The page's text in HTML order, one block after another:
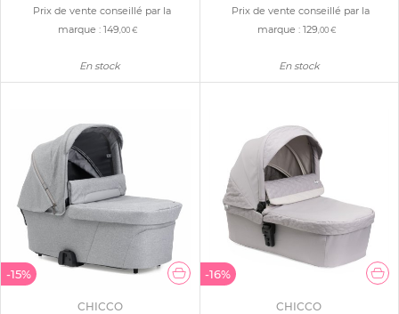
Prix de vente conseillé par la
marque :149,00 €
En stock
Prix de vente conseillé par la
marque :129,00 €
En stock
-15%
CHICCO
-16%
CHICCO